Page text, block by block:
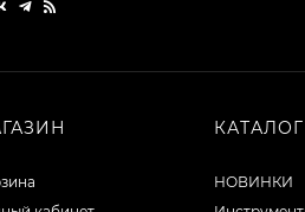
КАТАЛОГ
НОВИНКИ